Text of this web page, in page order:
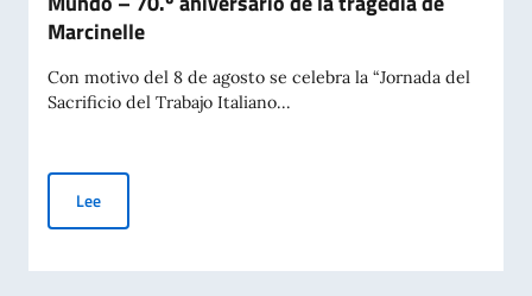
Marcinelle
Con motivo del 8 de agosto se celebra la “Jornada del
Sacrificio del Trabajo Italiano...
LeeJornada del Sacrificio del Trabajo Italiano en el Mundo –